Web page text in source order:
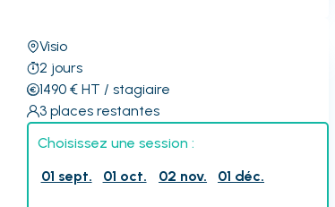
Visio
2 jours
1490€ HT / stagiaire
3 places restantes
Choisissez une session :
01 sept.
01 oct. 02 nov. 01 déc.